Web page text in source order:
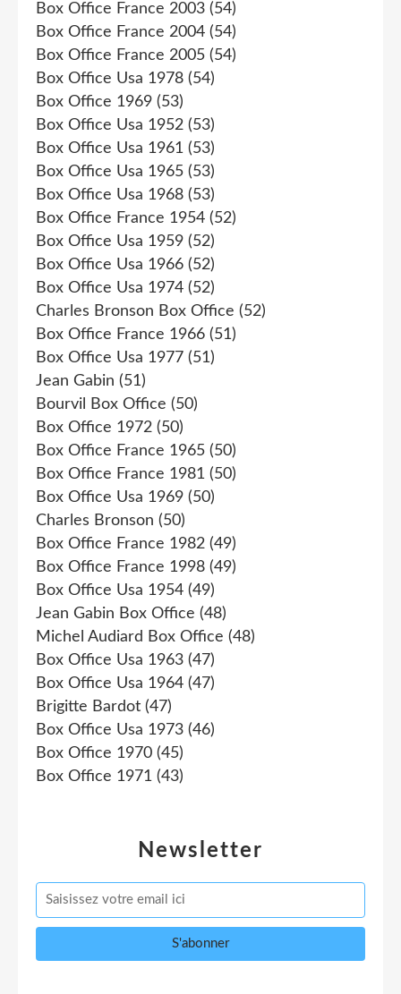
Newsletter
Box Office France 2003 (54)
Box Office France 2004 (54)
Box Office France 2005 (54)
Box Office Usa 1978 (54)
Box Office 1969 (53)
Box Office Usa 1952 (53)
Box Office Usa 1961 (53)
Box Office Usa 1965 (53)
Box Office Usa 1968 (53)
Box Office France 1954 (52)
Box Office Usa 1959 (52)
Box Office Usa 1966 (52)
Box Office Usa 1974 (52)
Charles Bronson Box Office (52)
Box Office France 1966 (51)
Box Office Usa 1977 (51)
Jean Gabin (51)
Bourvil Box Office (50)
Box Office 1972 (50)
Box Office France 1965 (50)
Box Office France 1981 (50)
Box Office Usa 1969 (50)
Charles Bronson (50)
Box Office France 1982 (49)
Box Office France 1998 (49)
Box Office Usa 1954 (49)
Jean Gabin Box Office (48)
Michel Audiard Box Office (48)
Box Office Usa 1963 (47)
Box Office Usa 1964 (47)
Brigitte Bardot (47)
Box Office Usa 1973 (46)
Box Office 1970 (45)
Box Office 1971 (43)